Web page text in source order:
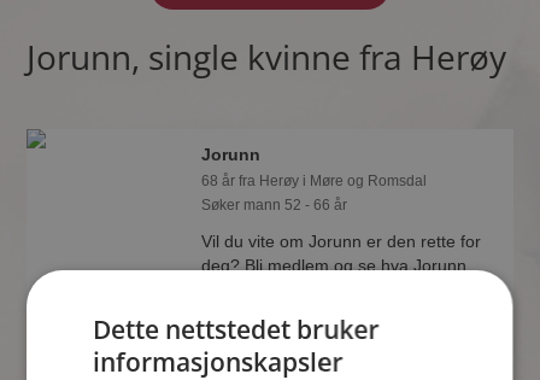
Jorunn, single kvinne fra Herøy
Jorunn
68 år fra Herøy i Møre og Romsdal
Søker mann 52 - 66 år
Vil du vite om Jorunn er den rette for
deg? Bli medlem og se hva Jorunn
Dette nettstedet bruker
informasjonskapsler